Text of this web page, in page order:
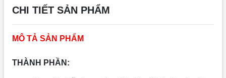
CHI TIẾT SẢN PHẨM
MÔ TẢ SẢN PHẨM
THÀNH PHẦN: